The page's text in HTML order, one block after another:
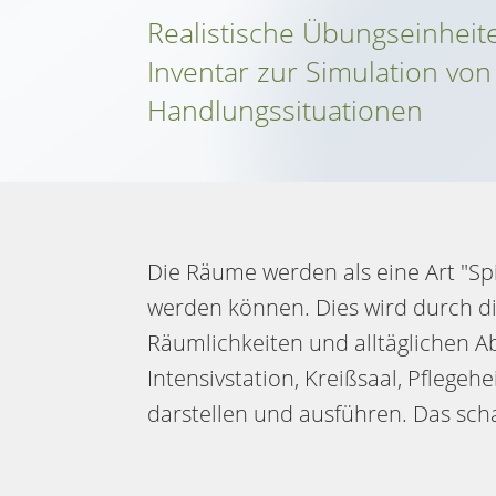
Realistische
Inventar zur Simulation
Handlungssituationen
Die Räume werden als eine Art
werden können. Dies wird durch
Räumlichkeiten und alltäglichen
Intensivstation, Kreißsaal,
darstellen und ausführen. Das